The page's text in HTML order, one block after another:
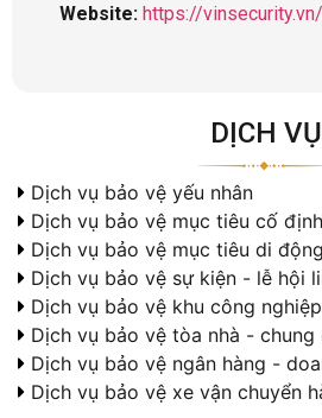
Website: https://vinsecurity.vn/
DỊCH VỤ
Dịch vụ bảo vệ yếu nhân
Dịch vụ bảo vệ mục tiêu cố định
Dịch vụ bảo vệ mục tiêu di động
Dịch vụ bảo vệ sự kiện - lễ hội
Dịch vụ bảo vệ khu công nghiệp
Dịch vụ bảo vệ tòa nhà - chung
Dịch vụ bảo vệ ngân hàng -
Dịch vụ bảo vệ xe vận chuyển